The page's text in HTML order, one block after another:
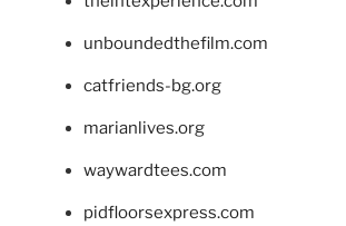
unboundedthefilm.com
catfriends-bg.org
marianlives.org
waywardtees.com
pidfloorsexpress.com